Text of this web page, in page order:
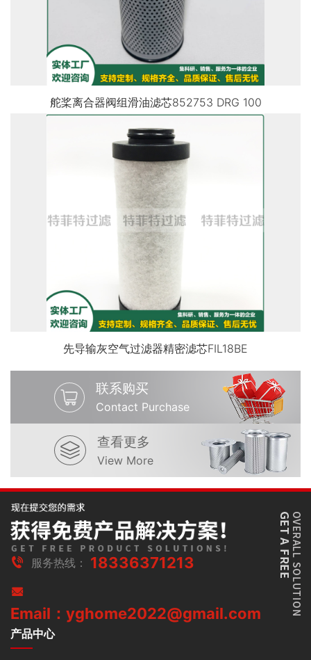
舵桨离合器阀组滑油滤芯852753 DRG 100
先导输灰空气过滤器精密滤芯FIL18BE
联系购买
Contact Purchase
查看更多
View More
服务热线： 18336371213
Email：yghome2022@gmail.com
产品中心